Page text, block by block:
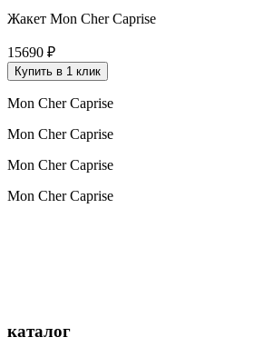
Жакет Mon Cher Caprise
15690 ₽
Купить в 1 клик
Mon Cher Caprise
Mon Cher Caprise
Mon Cher Caprise
Mon Cher Caprise
каталог